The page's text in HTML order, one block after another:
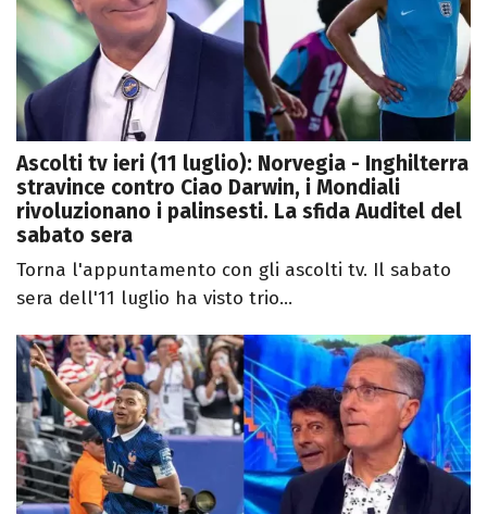
Ascolti tv ieri (11 luglio): Norvegia - Inghilterra
stravince contro Ciao Darwin, i Mondiali
rivoluzionano i palinsesti. La sfida Auditel del
sabato sera
Torna l'appuntamento con gli ascolti tv. Il sabato
sera dell'11 luglio ha visto trio...